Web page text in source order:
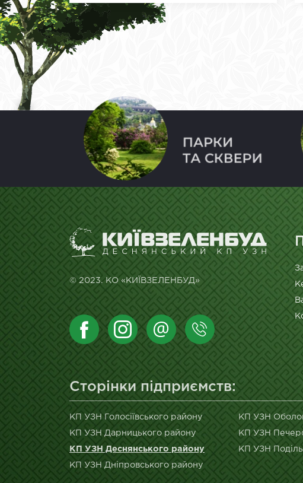
© 2023. КО «КИЇВЗЕЛЕНБУД»
Сторінки підприємств:
КП УЗН Голосіївського району
КП УЗН Дарницького району
КП УЗН Деснянського району
КП УЗН Дніпровського району
КП УЗН
КП УЗН
КП УЗН